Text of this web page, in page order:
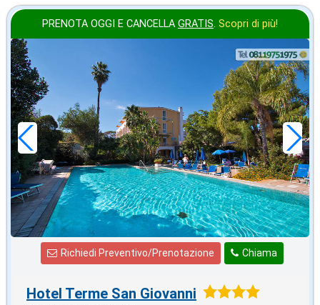
PRENOTA OGGI E CANCELLA GRATIS. Scopri di più!
settembre
in offerta da
€82,05
a notte
Chiama
Richiedi Preventivo/Prenotazione
Hotel Terme San Giovanni